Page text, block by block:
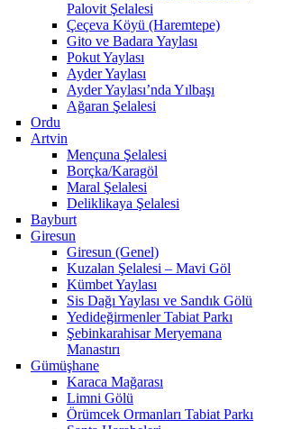
Palovit Şelalesi
Çeçeva Köyü (Haremtepe)
Gito ve Badara Yaylası
Pokut Yaylası
Ayder Yaylası
Ayder Yaylası’nda Yılbaşı
Ağaran Şelalesi
Ordu
Artvin
Mençuna Şelalesi
Borçka/Karagöl
Maral Şelalesi
Deliklikaya Şelalesi
Bayburt
Giresun
Giresun (Genel)
Kuzalan Şelalesi – Mavi Göl
Kümbet Yaylası
Sis Dağı Yaylası ve Sandık Gölü
Yedideğirmenler Tabiat Parkı
Şebinkarahisar Meryemana
Manastırı
Gümüşhane
Karaca Mağarası
Limni Gölü
Örümcek Ormanları Tabiat Parkı